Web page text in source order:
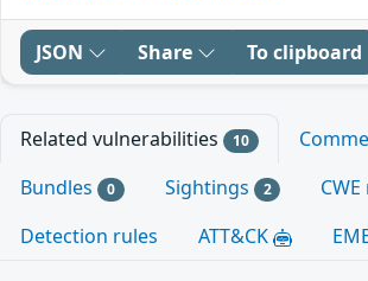
JSON Share To clipboard
Related vulnerabilities 10
Bundles 0 Sightings 2
Detection rules
ATT&CK